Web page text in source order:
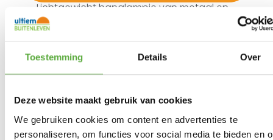
Toestemming Details Over
Deze website maakt gebruik van cookies
We gebruiken cookies om content en advertenties te
personaliseren, om functies voor social media te bieden en
Lichtgewicht hanglampje van metaal en
met sfeervol warm licht.
Barebones Edison is een lichtgewicht,
schokbestendige hanglamp met sfeervol
warm LED licht (2700K). U kunt de hanglamp
op 2 standen instellen.
Tevens leverbaar in de String Lights versie
ophanglus met karabijnhaak.